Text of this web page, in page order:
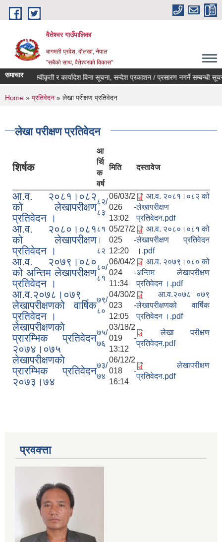
Skip to main content
वैतेश्वर गाउँपालिका
बागमती प्रदेश, दाेलखा, नेपाल
"सबैको साथ, वैतेश्वरको विकास"
समाचारपूर्व स्वीकृती र कार्यादेश विना सूचना, सन्देश प्रकाशन / प्रसारण नगर्ने सम्बन्धी सूचना ।
You are here
Home » प्रतिवेदन » लेखा परीक्षण प्रतिवेदन
लेखा परीक्षण प्रतिवेदन
शिर्षक
आ
र्थि
क
वर्ष
मिति दस्तावेज
आ.व. २०८१।०८२
को लेखापरीक्षण
प्रतिवेदन ।
८२/
८३
06/03/2
026 -
13:02
आ.व. २०८१।०८२ को
लेखापरीक्षण
प्रतिवेदन.pdf
आ.व. २०८०।०८१
को लेखापरीक्षण
प्रतिवेदन ।
८१
।
८२
05/27/2
025 -
12:20
आ.व. २०८०।०८१ को
लेखापरीक्षण प्रतिवेदन
।.pdf
आ.व. २०७९।०८०
को अन्तिम लेखापरीक्षण
प्रतिवेदन ।
८०/
८१
06/04/2
024 -
11:34
आ.व. २०७९।०८० को
अन्तिम लेखापरीक्षण
प्रतिवेदन ।.pdf
आ.व.२०७८।०७९
लेखापरीक्षणको वार्षिक
प्रतिवेदन ।
७९/
८०
04/30/2
023 -
12:05
आ.व.२०७८।०७९
लेखापरीक्षणको वार्षिक
प्रतिवेदन ।.pdf
लेखापरीक्षणकाे
प्रारम्भिक प्रतिवेदन
२०७४।०७५
७५/
७६
03/18/2
019 -
13:12
लेखा परीक्षण
प्रतिवेदन.pdf
लेखापरीक्षणकाे
प्रारम्भिक प्रतिवेदन
२०७३।७४
७३/
७४
06/12/2
018 -
16:14
लेखापरीक्षण
प्रतिवेदन.pdf
प्रवक्त्ता